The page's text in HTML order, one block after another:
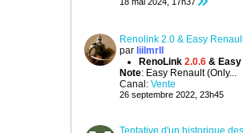
Renolink 2.0 & Easy
par liilmrll
RenoLink 2.0.6 & Easy
Note: Easy Renault (Only...
Canal: Vente
26 septembre 2022, 23h45
Tentative d'un historique